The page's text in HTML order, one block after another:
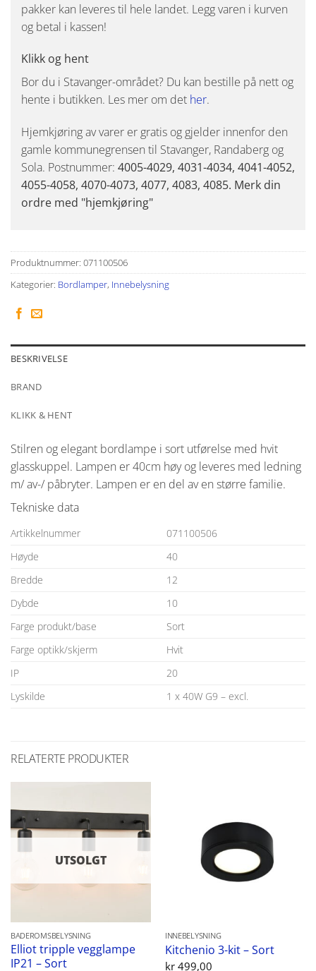
pakker kan leveres til hele landet. Legg varen i kurven
og betal i kassen!
Klikk og hent
Bor du i Stavanger-området? Du kan bestille på nett og
hente i butikken. Les mer om det her.
Hjemkjøring av varer er gratis og gjelder innenfor den
gamle kommunegrensen til Stavanger, Randaberg og
Sola. Postnummer: 4005-4029, 4031-4034, 4041-4052,
4055-4058, 4070-4073, 4077, 4083, 4085. Merk din
ordre med "hjemkjøring"
Produktnummer: 071100506
Kategorier: Bordlamper, Innebelysning
BESKRIVELSE
BRAND
KLIKK & HENT
Stilren og elegant bordlampe i sort utførelse med hvit
glasskuppel. Lampen er 40cm høy og leveres med ledning
m/ av-/ påbryter. Lampen er en del av en større familie.
Tekniske data
Artikkelnummer
071100506
Høyde
40
Bredde
12
Dybde
10
Farge produkt/base
Sort
Farge optikk/skjerm
Hvit
IP
20
Lyskilde
1 x 40W G9 – excl.
RELATERTE PRODUKTER
UTSOLGT
BADEROMSBELYSNING
Elliot tripple vegglampe
IP21 – Sort
INNEBELYSNING
Kitchenio 3-kit – Sort
kr499,00